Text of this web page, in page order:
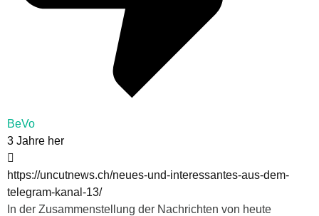
BeVo
3 Jahre her
https://uncutnews.ch/neues-und-interessantes-aus-dem-
telegram-kanal-13/
In der Zusammenstellung der Nachrichten von heute